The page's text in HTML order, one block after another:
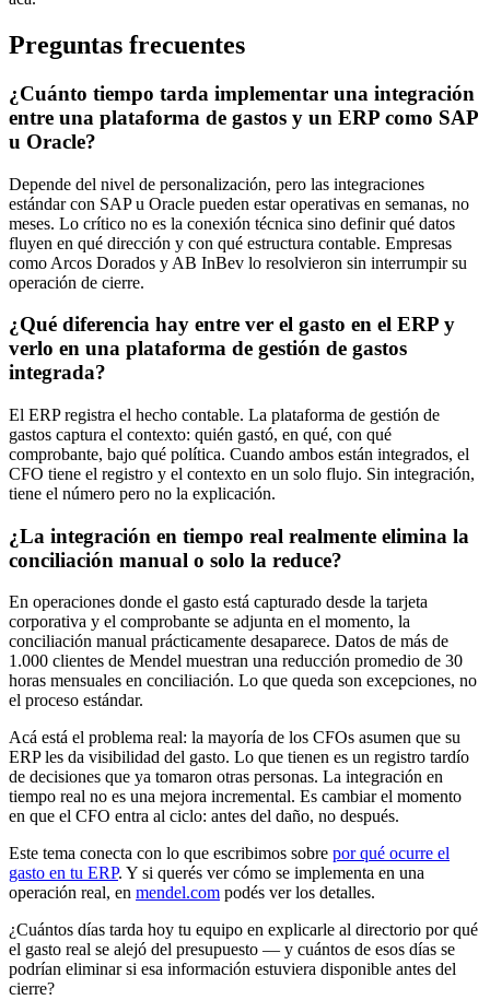
Preguntas frecuentes
¿Cuánto tiempo tarda implementar una integración
entre una plataforma de gastos y un ERP como SAP
u Oracle?
Depende del nivel de personalización, pero las integraciones
estándar con SAP u Oracle pueden estar operativas en semanas, no
meses. Lo crítico no es la conexión técnica sino definir qué datos
fluyen en qué dirección y con qué estructura contable. Empresas
como Arcos Dorados y AB InBev lo resolvieron sin interrumpir su
operación de cierre.
¿Qué diferencia hay entre ver el gasto en el ERP y
verlo en una plataforma de gestión de gastos
integrada?
El ERP registra el hecho contable. La plataforma de gestión de
gastos captura el contexto: quién gastó, en qué, con qué
comprobante, bajo qué política. Cuando ambos están integrados, el
CFO tiene el registro y el contexto en un solo flujo. Sin integración,
tiene el número pero no la explicación.
¿La integración en tiempo real realmente elimina la
conciliación manual o solo la reduce?
En operaciones donde el gasto está capturado desde la tarjeta
corporativa y el comprobante se adjunta en el momento, la
conciliación manual prácticamente desaparece. Datos de más de
1.000 clientes de Mendel muestran una reducción promedio de 30
horas mensuales en conciliación. Lo que queda son excepciones, no
el proceso estándar.
Acá está el problema real: la mayoría de los CFOs asumen que su
ERP les da visibilidad del gasto. Lo que tienen es un registro tardío
de decisiones que ya tomaron otras personas. La integración en
tiempo real no es una mejora incremental. Es cambiar el momento
en que el CFO entra al ciclo: antes del daño, no después.
Este tema conecta con lo que escribimos sobre por qué ocurre el
gasto en tu ERP. Y si querés ver cómo se implementa en una
operación real, en mendel.com podés ver los detalles.
¿Cuántos días tarda hoy tu equipo en explicarle al directorio por qué
el gasto real se alejó del presupuesto — y cuántos de esos días se
podrían eliminar si esa información estuviera disponible antes del
cierre?